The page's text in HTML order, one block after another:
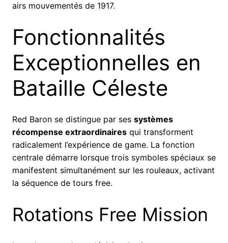
airs mouvementés de 1917.
Fonctionnalités
Exceptionnelles en
Bataille Céleste
Red Baron se distingue par ses systèmes
récompense extraordinaires qui transforment
radicalement l’expérience de game. La fonction
centrale démarre lorsque trois symboles spéciaux se
manifestent simultanément sur les rouleaux, activant
la séquence de tours free.
Rotations Free Mission